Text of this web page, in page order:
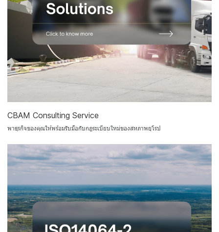
CBAM Consulting Service
พาธุรกิจของคุณให้พร้อมรับมือกับกฎระเบียบใหม่ของสหภาพยุโรป